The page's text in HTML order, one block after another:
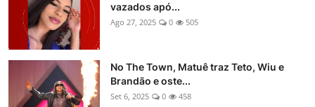
vazados apó...
Ago 27, 2025 0 505
No The Town, Matuê traz Teto, Wiu e
Brandão e oste...
Set 6, 2025 0 458